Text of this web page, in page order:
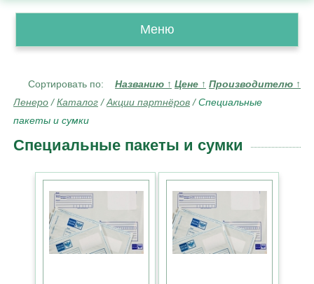
Меню
Сортировать по: Названию ↑ Цене ↑ Производителю ↑
Ленеро /Каталог /Акции партнёров /Специальные
пакеты и сумки
Специальные пакеты и сумки